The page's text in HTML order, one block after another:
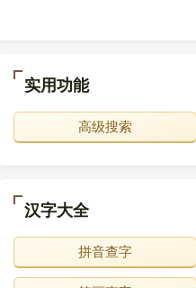
实用功能
高级搜索
汉字大全
拼音查字